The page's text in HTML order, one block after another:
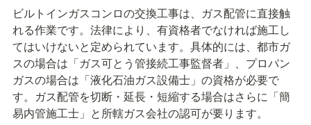
ビルトインガスコンロの交換工事は、ガス配管に直接触
れる作業です。法律により、有資格者でなければ施工し
てはいけないと定められています。具体的には、都市ガ
スの場合は「ガス可とう管接続工事監督者」、プロパン
ガスの場合は「液化石油ガス設備士」の資格が必要で
す。ガス配管を切断・延長・短縮する場合はさらに「簡
易内管施工士」と所轄ガス会社の認可が要ります。